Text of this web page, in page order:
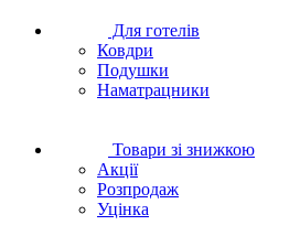
Для готелів
Ковдри
Подушки
Наматрацники
Товари зі знижкою
Акції
Розпродаж
Уцінка